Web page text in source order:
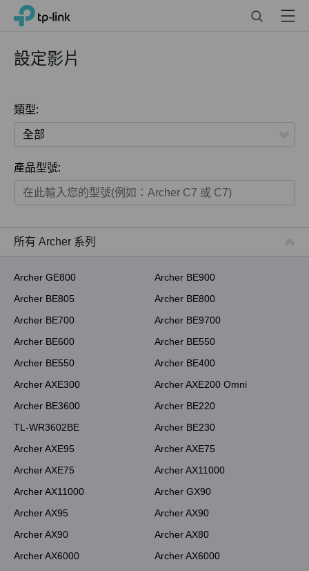
Click
navigation
TP-Link, Reliably Smart Menu
設定影片
類型:
全部
家用產品
商用產品
ISP用產品
產品型號:
所有 Archer 系列
Archer GE800
Archer BE900
Archer BE805
Archer BE800
Archer BE700
Archer BE9700
Archer BE600
Archer BE550
Archer BE550
Archer BE400
Archer AXE300
Archer AXE200 Omni
Archer BE3600
Archer BE220
TL-WR3602BE
Archer BE230
Archer AXE95
Archer AXE75
Archer AXE75
Archer AX11000
Archer AX11000
Archer GX90
Archer AX95
Archer AX90
Archer AX90
Archer AX80
Archer AX6000
Archer AX6000